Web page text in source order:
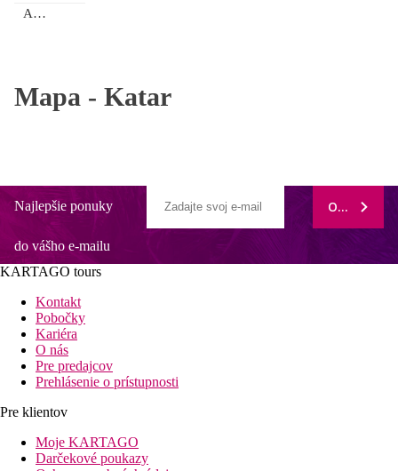
Al Wakrah
Mapa - Katar
Najlepšie ponuky
do vášho e-mailu
ODOBERAŤ
KARTAGO tours
Kontakt
Pobočky
Kariéra
O nás
Pre predajcov
Prehlásenie o prístupnosti
Pre klientov
Moje KARTAGO
Darčekové poukazy